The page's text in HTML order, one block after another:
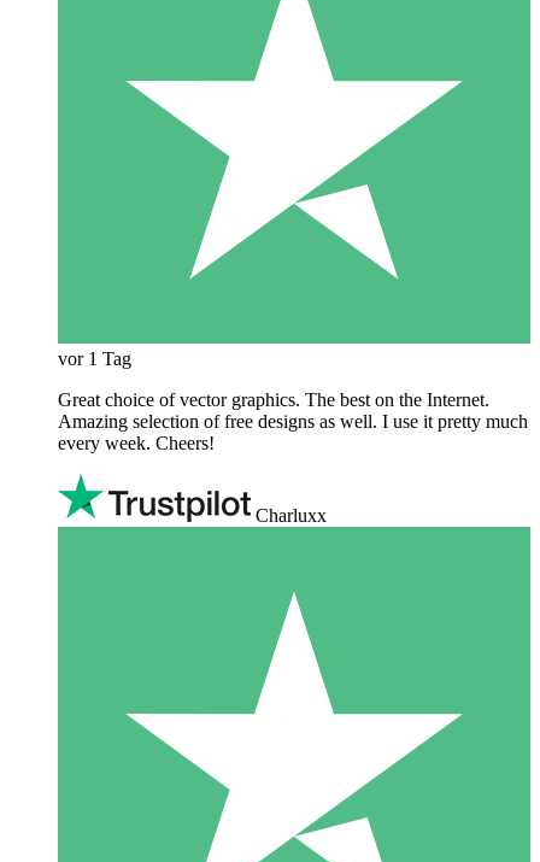
vor 1 Tag
Great choice of vector graphics. The best on the Internet.
Amazing selection of free designs as well. I use it pretty much
every week. Cheers!
Charluxx